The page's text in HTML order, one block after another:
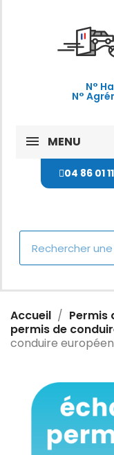
N°
N°
MENU
04 86 01
Accueil Permis
permis de
conduire